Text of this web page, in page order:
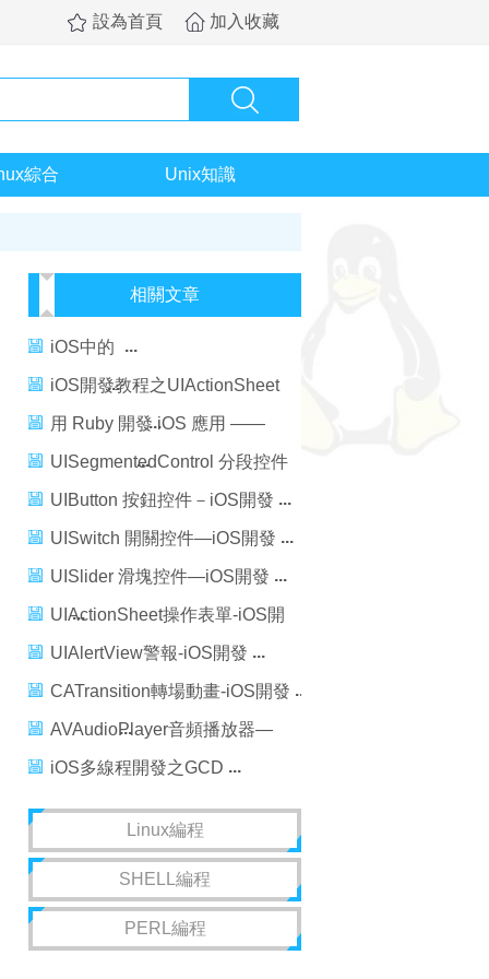
設為首頁 加入收藏
綜合 Unix知識
相關文章
iOS中的
UINavigationController（導航
控制器）
iOS開發教程之UIActionSheet
的使用
用 Ruby 開發 iOS 應用 ——
RubyMotion
UISegmentedControl 分段控件
－iOS開發
UIButton 按鈕控件－iOS開發
UISwitch 開關控件—iOS開發
UISlider 滑塊控件—iOS開發
UIActionSheet操作表單-iOS開
發
UIAlertView警報-iOS開發
CATransition轉場動畫-iOS開發
AVAudioPlayer音頻播放器—
iOS開發
iOS多線程開發之GCD
Linux編程
SHELL編程
PERL編程